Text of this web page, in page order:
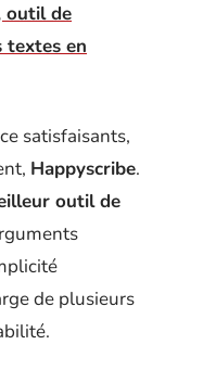
outil de
textes en
satisfaisants,
Happyscribe.
outil de
de plusieurs